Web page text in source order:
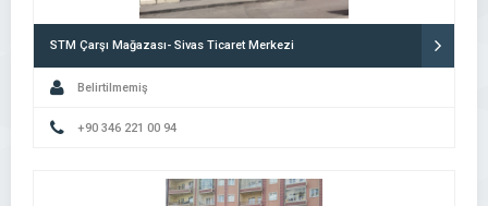
STM Çarşı Mağazası- Sivas Ticaret Merkezi
Belirtilmemiş
+90 346 221 00 94